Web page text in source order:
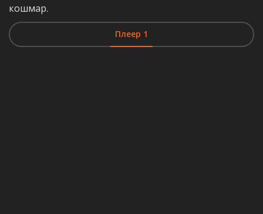
кошмар.
Плеер 1